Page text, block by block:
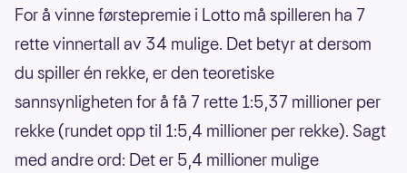
For å vinne førstepremie i Lotto må spilleren ha 7
rette vinnertall av 34 mulige. Det betyr at dersom
du spiller én rekke, er den teoretiske
sannsynligheten for å få 7 rette 1:5,37 millioner per
rekke (rundet opp til 1:5,4 millioner per rekke). Sagt
med andre ord: Det er 5,4 millioner mulige